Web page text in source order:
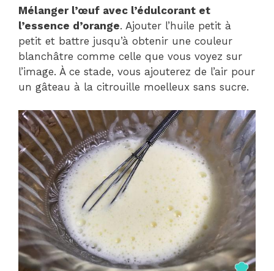
Mélanger l’œuf avec l’édulcorant et
l’essence d’orange. Ajouter l’huile petit à
petit et battre jusqu’à obtenir une couleur
blanchâtre comme celle que vous voyez sur
l’image. À ce stade, vous ajouterez de l’air pour
un gâteau à la citrouille moelleux sans sucre.